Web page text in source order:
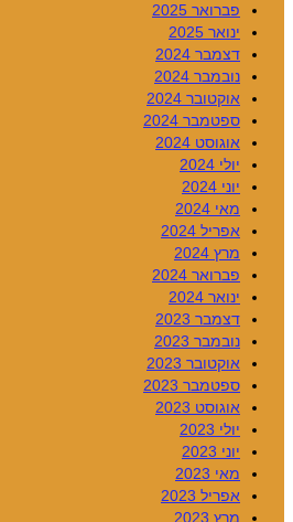
פברואר 2025
ינואר 2025
דצמבר 2024
נובמבר 2024
אוקטובר 2024
ספטמבר 2024
אוגוסט 2024
יולי 2024
יוני 2024
מאי 2024
אפריל 2024
מרץ 2024
פברואר 2024
ינואר 2024
דצמבר 2023
נובמבר 2023
אוקטובר 2023
ספטמבר 2023
אוגוסט 2023
יולי 2023
יוני 2023
מאי 2023
אפריל 2023
מרץ 2023